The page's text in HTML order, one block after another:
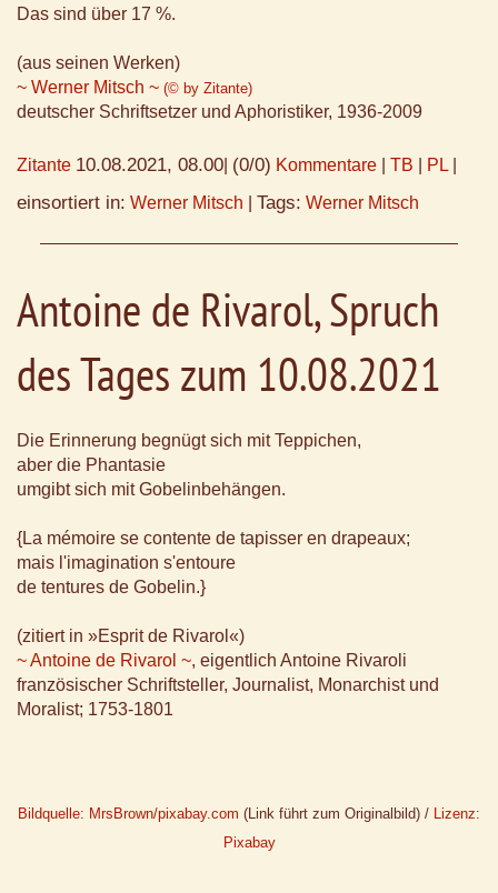
Das sind über 17 %.
(aus seinen Werken)
~ Werner Mitsch ~ (© by Zitante)
deutscher Schriftsetzer und Aphoristiker, 1936-2009
Zitante 10.08.2021, 08.00 (0/0) Kommentare TB PL
einsortiert in: Werner Mitsch Tags: Werner Mitsch
Antoine de Rivarol, Spruch
des Tages zum 10.08.2021
Die Erinnerung begnügt sich mit Teppichen,
aber die Phantasie
umgibt sich mit Gobelinbehängen.
{La mémoire se contente de tapisser en drapeaux;
mais l'imagination s'entoure
de tentures de Gobelin.}
(zitiert in »Esprit de Rivarol«)
~ Antoine de Rivarol ~, eigentlich Antoine Rivaroli
französischer Schriftsteller, Journalist, Monarchist und
Moralist; 1753-1801
Bildquelle: MrsBrown/pixabay.com (Link führt zum Originalbild) / Lizenz:
Pixabay